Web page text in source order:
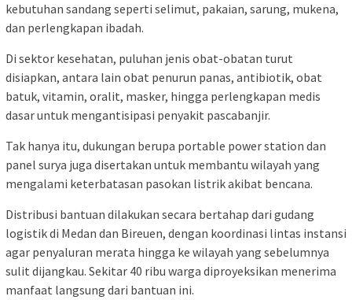
kebutuhan sandang seperti selimut, pakaian, sarung, mukena,
dan perlengkapan ibadah.
Di sektor kesehatan, puluhan jenis obat-obatan turut
disiapkan, antara lain obat penurun panas, antibiotik, obat
batuk, vitamin, oralit, masker, hingga perlengkapan medis
dasar untuk mengantisipasi penyakit pascabanjir.
Tak hanya itu, dukungan berupa portable power station dan
panel surya juga disertakan untuk membantu wilayah yang
mengalami keterbatasan pasokan listrik akibat bencana.
Distribusi bantuan dilakukan secara bertahap dari gudang
logistik di Medan dan Bireuen, dengan koordinasi lintas instansi
agar penyaluran merata hingga ke wilayah yang sebelumnya
sulit dijangkau. Sekitar 40 ribu warga diproyeksikan menerima
manfaat langsung dari bantuan ini.